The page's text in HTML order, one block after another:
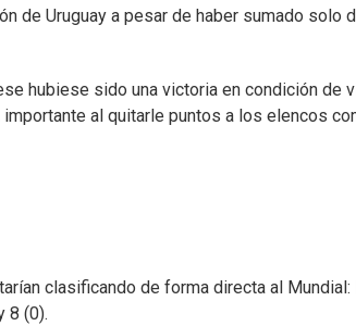
de Uruguay a pesar de haber sumado solo
hubiese sido una victoria en condición de
al quitarle puntos a los elencos
clasificando de forma directa al Mundial:
8 (0).